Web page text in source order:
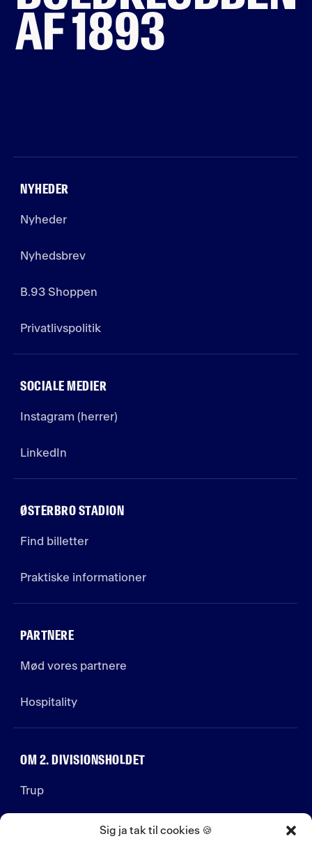
Sig ja tak til cookies 🍪
AF 1893
NYHEDER
Nyheder
Nyhedsbrev
B.93 Shoppen
Privatlivspolitik
SOCIALE MEDIER
Instagram (herrer)
LinkedIn
ØSTERBRO STADION
Find billetter
Praktiske informationer
PARTNERE
Mød vores partnere
Hospitality
OM 2. DIVISIONSHOLDET
Trup